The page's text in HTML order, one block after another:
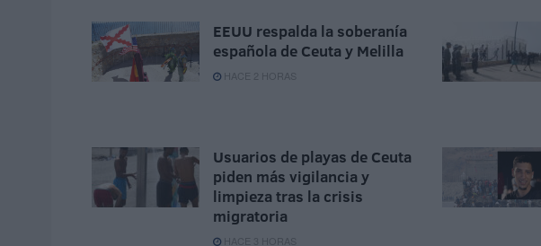
EEUU respalda la soberanía
española de Ceuta y Melilla
HACE 2 HORAS
Usuarios de playas de Ceuta
piden más vigilancia y
limpieza tras la crisis
migratoria
HACE 3 HORAS